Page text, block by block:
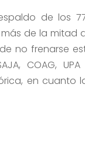
de los
de la mitad
no frenarse
COAG,
en cuanto